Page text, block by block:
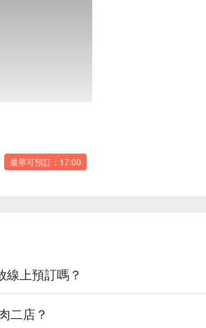
提前支付
最早可預訂：17:00
線上預訂嗎？
二店？